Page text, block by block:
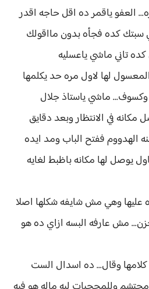
العفو ياقمر ده اقل حاجه اقدر
سبتك كده فجأه بدون مااقولك
تاني ماشي ياعسليه
لها لاول مره حد يكلمها
ماشي ياستاذ جلال
في الانتظار وبعد دقايق
ففتح الباب ومد ايده
يوصل لها مكانه باظبط لغايه
عليها وهي مش شايفه شكلها اصلا
مش عارفه البسه ازاي ده هو
وقال... ده اسدال الست